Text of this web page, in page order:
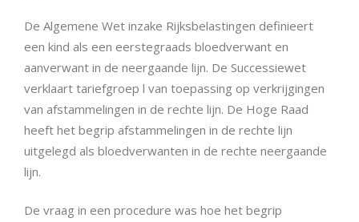
De Algemene Wet inzake Rijksbelastingen definieert
een kind als een eerstegraads bloedverwant en
aanverwant in de neergaande lijn. De Successiewet
verklaart tariefgroep l van toepassing op verkrijgingen
van afstammelingen in de rechte lijn. De Hoge Raad
heeft het begrip afstammelingen in de rechte lijn
uitgelegd als bloedverwanten in de rechte neergaande
lijn.
De vraag in een procedure was hoe het begrip